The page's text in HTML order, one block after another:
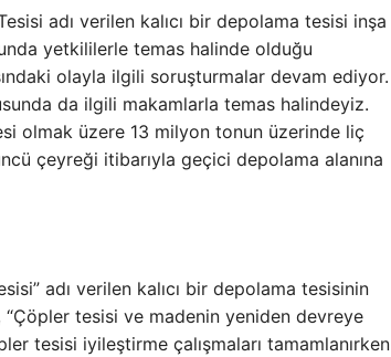
adı verilen kalıcı bir depolama tesisi inşa
yetkililerle temas halinde olduğu
olayla ilgili soruşturmalar devam ediyor.
da ilgili makamlarla temas halindeyiz.
olmak üzere 13 milyon tonun üzerinde liç
çeyreği itibarıyla geçici depolama alanına
adı verilen kalıcı bir depolama tesisinin
“Çöpler tesisi ve madenin yeniden devreye
tesisi iyileştirme çalışmaları tamamlanırken